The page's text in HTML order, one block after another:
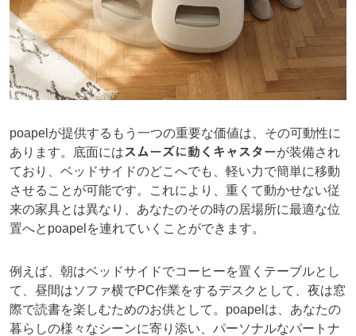
poapelが提供するもう一つの重要な価値は、その可動性に
あります。底面にはスムーズに動くキャスターが装備され
ており、ベッドサイドのどこへでも、軽い力で簡単に移動
させることが可能です。これにより、重くて動かせない従
来の家具とは異なり、あなたのその時の居場所に最適な位
置へとpoapelを連れていくことができます。
例えば、朝はベッドサイドでコーヒーを置くテーブルとし
て、昼間はソファ横でPC作業をするデスクとして、夜は窓
際で読書を楽しむためのお供として。poapelは、あなたの
暮らしの様々なシーンに寄り添い、パーソナルなパートナ